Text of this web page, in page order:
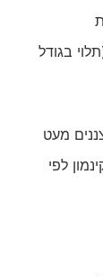
בגודל
מעט
לפי